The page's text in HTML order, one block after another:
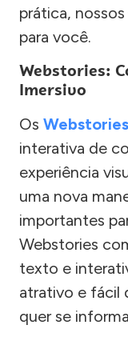
prática,
para você.
Webstories:
Imersivo
Os Webstories
interativa de
experiência
uma nova
importantes
Webstories
texto e
atrativo e fácil
quer se